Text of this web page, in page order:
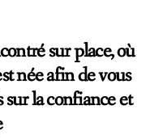
sur place, où
née afin de vous
sur la confiance et